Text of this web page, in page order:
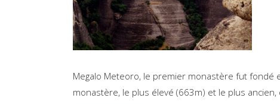
Megalo Meteoro, le premier monastère fut fondé
monastère, le plus élevé (663m) et le plus